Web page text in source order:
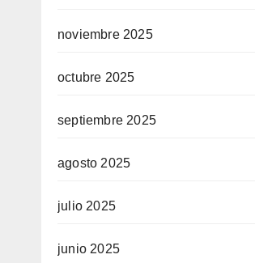
noviembre 2025
octubre 2025
septiembre 2025
agosto 2025
julio 2025
junio 2025